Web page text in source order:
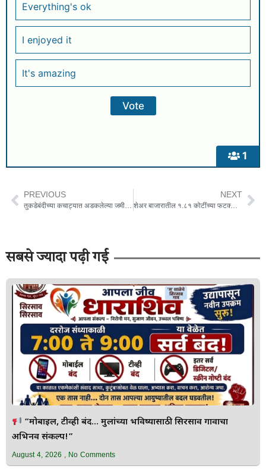
1
Everything's ok
I enjoyed it
It's amazing
PREVIOUS
तुकडेबंदीच्या कचाट्यात अडकलेल्या जमीन व्यवहारांना दिलासा!
NEXT
शेअर बाजारातील १.८१ कोटींच्या फटक्यानंतर भीषण निर्णय; पत्नी व दोन चिमुकल्यांना विष देऊन पित्याची आत्महत्या.
सबसे ज्यादा पढ़ी गई
“मोबाईल, टीव्ही बंद… मुलांच्या भविष्यासाठी सिरसाव गावाचा
अभिनव संकल्प!”
August 4, 2026 No Comments